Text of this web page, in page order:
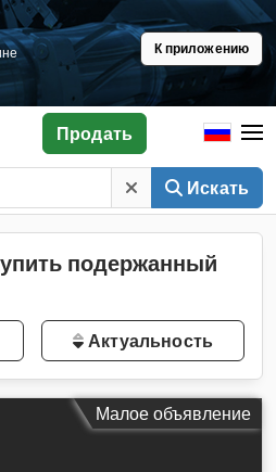
К приложению
Искать
Продать
подержанный
Актуальность
Малое объявление